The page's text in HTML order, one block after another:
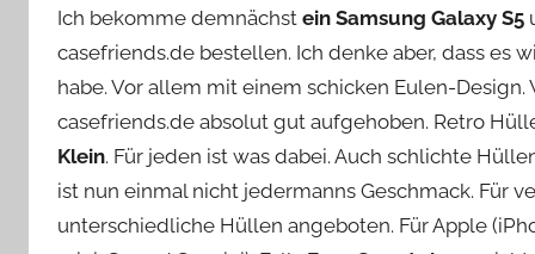
Ich bekomme demnächst ein Samsung Galaxy S5
casefriends.de bestellen. Ich denke aber, dass es
habe. Vor allem mit einem schicken Eulen-
casefriends.de absolut gut aufgehoben. Retro
Klein. Für jeden ist was dabei. Auch schlichte
ist nun einmal nicht jedermanns Geschmack. Für
unterschiedliche Hüllen angeboten. Für Apple